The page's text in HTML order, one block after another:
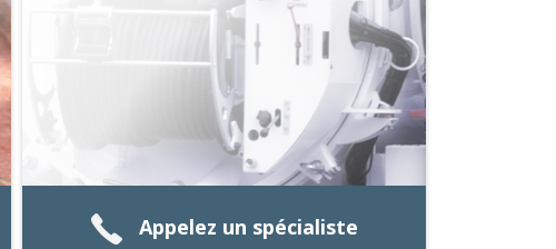
Appelez un spécialiste